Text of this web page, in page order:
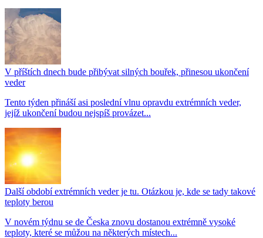
V příštích dnech bude přibývat silných bouřek, přinesou ukončení
veder
Tento týden přináší asi poslední vlnu opravdu extrémních veder,
jejíž ukončení budou nejspíš provázet...
Další období extrémních veder je tu. Otázkou je, kde se tady takové
teploty berou
V novém týdnu se de Česka znovu dostanou extrémně vysoké
teploty, které se můžou na některých místech...